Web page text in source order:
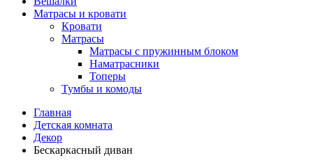
Матрасы и кровати
Кровати
Матрасы
Матрасы с пружинным блоком
Наматрасники
Топеры
Тумбы и комоды
Главная
Детская комната
Декор
Бескаркасный диван